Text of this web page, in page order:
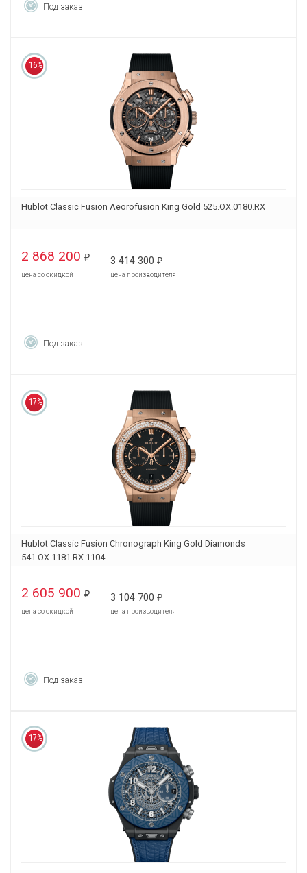
Под заказ
16%
Hublot Classic Fusion Aeorofusion King Gold 525.OX.0180.RX
2 868 200 ₽
цена со скидкой
3 414 300 ₽
цена производителя
Под заказ
17%
Hublot Classic Fusion Chronograph King Gold Diamonds
541.OX.1181.RX.1104
2 605 900 ₽
цена со скидкой
3 104 700 ₽
цена производителя
Под заказ
17%